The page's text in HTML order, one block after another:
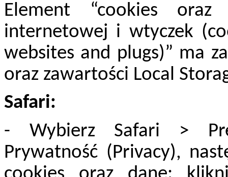
Element “cookies
internetowej i wtyczek
websites and plugs)” ma
oraz zawartości Local
Safari:
- Wybierz Safari >
Prywatność (Privacy),